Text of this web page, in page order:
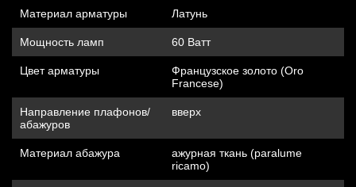
Материал арматуры Латунь
Мощность ламп 60 Ватт
Цвет арматуры
Французское золото (Oro
Francese)
Направление плафонов/
абажуров
вверх
Материал абажура
ажурная ткань (paralume
ricamo)